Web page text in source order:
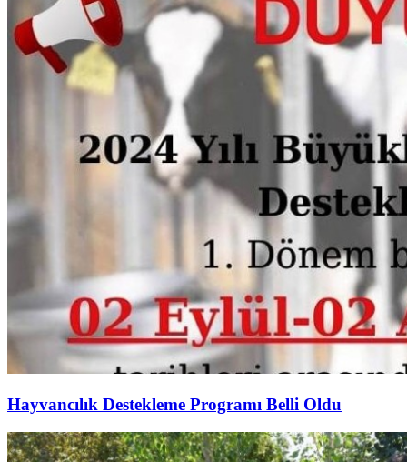
Hayvancılık Destekleme Programı Belli Oldu